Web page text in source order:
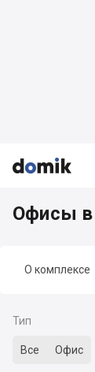



О комплексе
Офисы в
Тип
Все Офис